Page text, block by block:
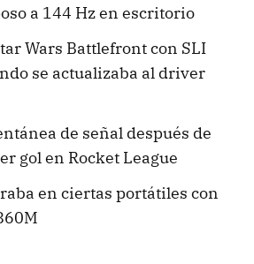
a 144 Hz en escritorio
Wars Battlefront con SLI
se actualizaba al driver
de señal después de
gol en Rocket League
en ciertas portátiles con